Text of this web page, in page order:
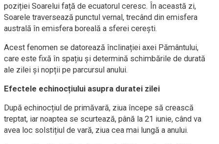
poziției Soarelui față de ecuatorul ceresc. În această zi,
Soarele traversează punctul vernal, trecând din emisfera
australă în emisfera boreală a sferei cerești.
Acest fenomen se datorează înclinației axei Pământului,
care este fixă în spațiu și determină schimbările de durată
ale zilei și nopții pe parcursul anului.
Efectele echinocțiului asupra duratei zilei
După echinocțiul de primăvară, ziua începe să crească
treptat, iar noaptea se scurtează, până la 21 iunie, când va
avea loc solstițiul de vară, ziua cea mai lungă a anului.